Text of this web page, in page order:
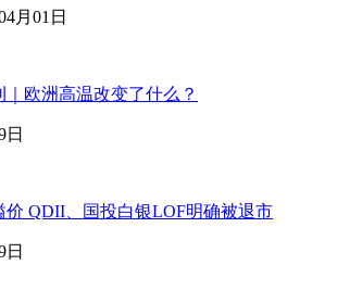
月01日
欧洲高温改变了什么？
日
价 QDII、国投白银LOF明确被退市
日